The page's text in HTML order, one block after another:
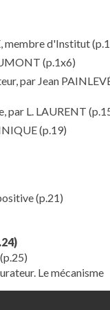
membre d'Institut
(p.1x6)
par Jean
par L. LAURENT
(p.19)
(p.21)
(p.25)
Le mécanisme